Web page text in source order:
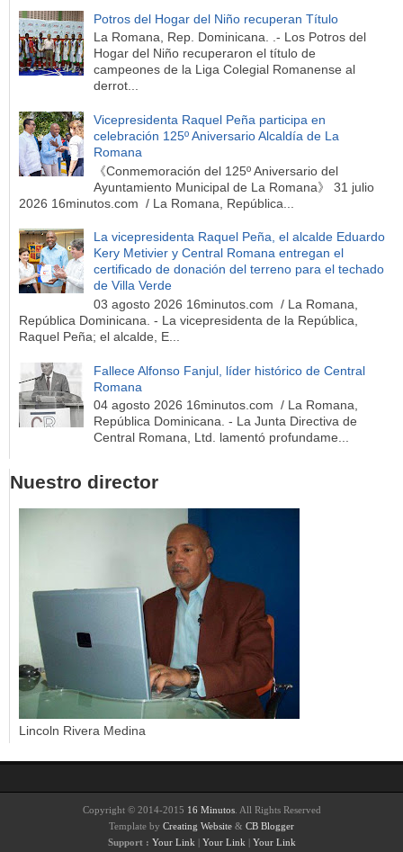
Potros del Hogar del Niño recuperan Título
La Romana, Rep. Dominicana. .- Los Potros del
Hogar del Niño recuperaron el título de
campeones de la Liga Colegial Romanense al
derrot...
Vicepresidenta Raquel Peña participa en
celebración 125º Aniversario Alcaldía de La
Romana
《Conmemoración del 125º Aniversario del
Ayuntamiento Municipal de La Romana》 31 julio
2026 16minutos.com / La Romana, República...
La vicepresidenta Raquel Peña, el alcalde Eduardo
Kery Metivier y Central Romana entregan el
certificado de donación del terreno para el techado
de Villa Verde
03 agosto 2026 16minutos.com / La Romana,
República Dominicana. - La vicepresidenta de la República,
Raquel Peña; el alcalde, E...
Fallece Alfonso Fanjul, líder histórico de Central
Romana
04 agosto 2026 16minutos.com / La Romana,
República Dominicana. - La Junta Directiva de
Central Romana, Ltd. lamentó profundame...
Nuestro director
Lincoln Rivera Medina
Copyright © 2014-2015 16 Minutos. All Rights Reserved
Template by Creating Website & CB Blogger
Support : Your Link | Your Link | Your Link